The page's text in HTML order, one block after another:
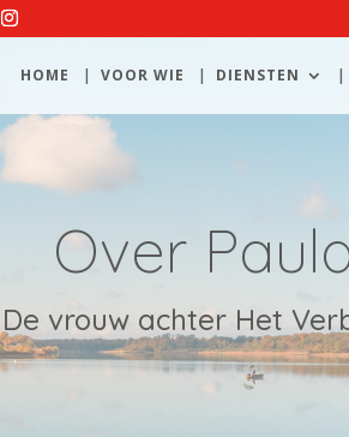
HOME VOOR WIE DIENSTEN
Over
De vrouw achter Het